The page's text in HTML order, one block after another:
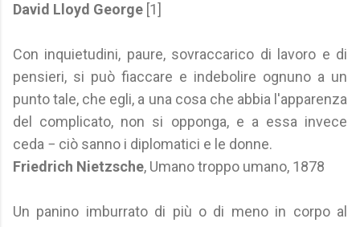
David Lloyd George [1]
Con inquietudini, paure, sovraccarico di lavoro e di
pensieri, si può fiaccare e indebolire ognuno a un
punto tale, che egli, a una cosa che abbia l'apparenza
del complicato, non si opponga, e a essa invece
ceda − ciò sanno i diplomatici e le donne.
Friedrich Nietzsche, Umano troppo umano, 1878
Un panino imburrato di più o di meno in corpo al